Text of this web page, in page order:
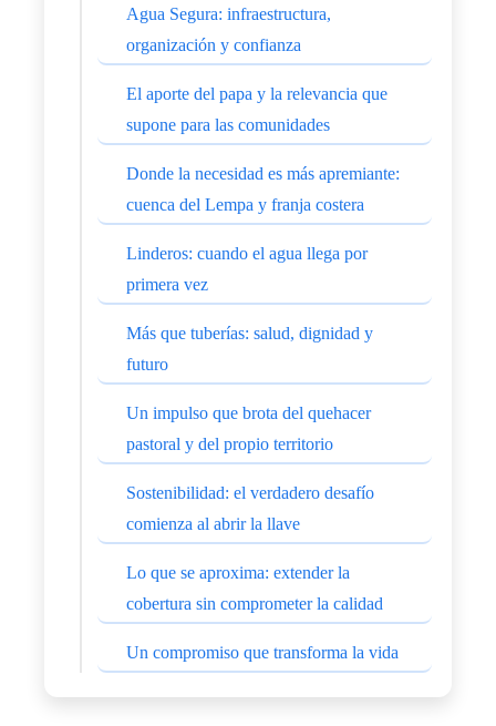
Agua Segura: infraestructura,
organización y confianza
El aporte del papa y la relevancia que
supone para las comunidades
Donde la necesidad es más apremiante:
cuenca del Lempa y franja costera
Linderos: cuando el agua llega por
primera vez
Más que tuberías: salud, dignidad y
futuro
Un impulso que brota del quehacer
pastoral y del propio territorio
Sostenibilidad: el verdadero desafío
comienza al abrir la llave
Lo que se aproxima: extender la
cobertura sin comprometer la calidad
Un compromiso que transforma la vida